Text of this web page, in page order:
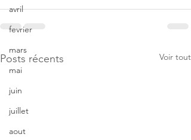
avril
fevrier
mars
mai
juin
juillet
aout
Posts récents Voir tout